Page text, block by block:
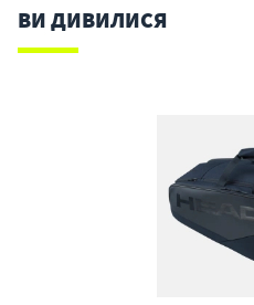
ВИ ДИВИЛИСЯ